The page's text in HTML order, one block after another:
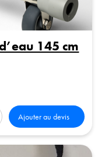
145 cm
Ajouter au devis